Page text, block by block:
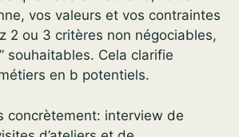
vos valeurs et vos contraintes
2 ou 3 critères non négociables,
souhaitables. Cela clarifie
en b potentiels.
concrètement: interview de